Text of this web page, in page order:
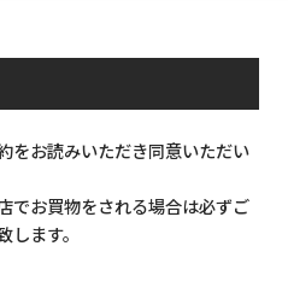
をお読みいただき同意いただい
でお買物をされる場合は必ずご
ます。